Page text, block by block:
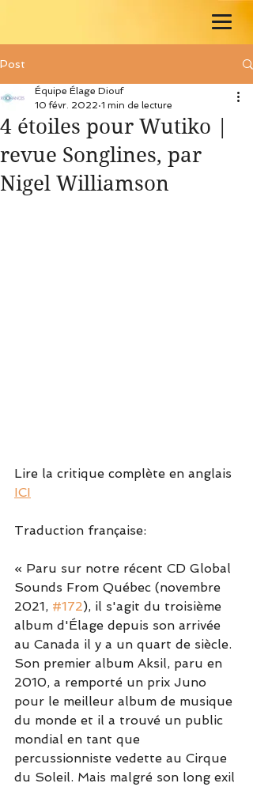
Post
4 étoiles pour Wutiko |
revue Songlines, par
Nigel Williamson
Équipe Élage Diouf
10 févr. 2022 1 min de lecture
Lire la critique complète en anglais
ICI
Traduction française:
« Paru sur notre récent CD Global
Sounds From Québec (novembre
2021, #172), il s'agit du troisième
album d'Élage depuis son arrivée
au Canada il y a un quart de siècle.
Son premier album Aksil, paru en
2010, a remporté un prix Juno
pour le meilleur album de musique
du monde et il a trouvé un public
mondial en tant que
percussionniste vedette au Cirque
du Soleil. Mais malgré son long exil